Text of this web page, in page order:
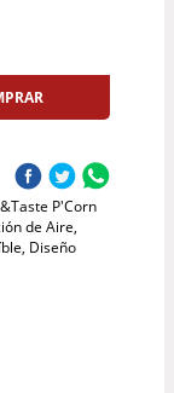
P'Corn
de Aire,
Diseño